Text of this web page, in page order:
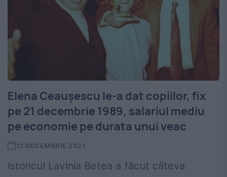
Elena Ceaușescu le-a dat copiilor, fix
pe 21 decembrie 1989, salariul mediu
pe economie pe durata unui veac
21 DECEMBRIE 2021
Istoricul Lavinia Betea a făcut câteva